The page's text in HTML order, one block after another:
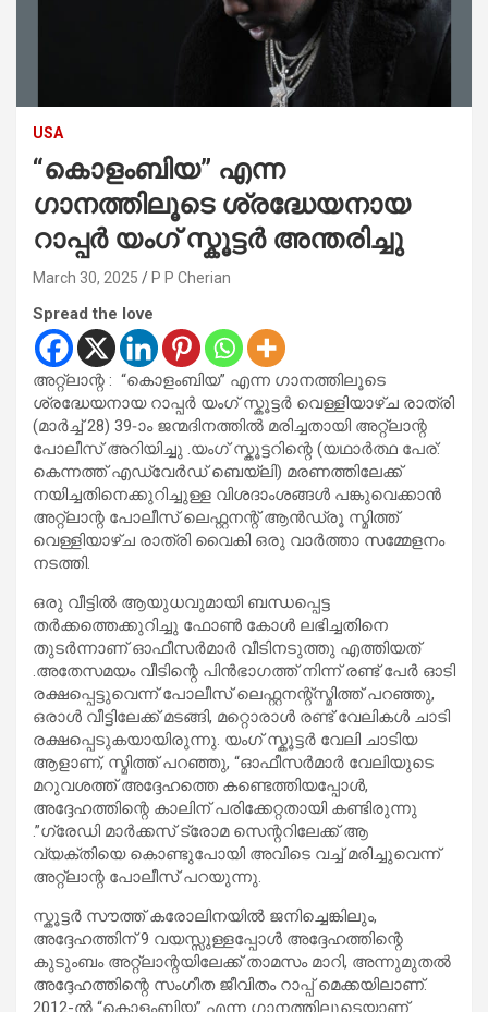
USA
“കൊളംബിയ” എന്ന
ഗാനത്തിലൂടെ ശ്രദ്ധേയനായ
റാപ്പർ യംഗ് സ്കൂട്ടർ അന്തരിച്ചു
March 30, 2025 P P Cherian
Spread the love
അറ്റ്ലാന്റ : “കൊളംബിയ” എന്ന ഗാനത്തിലൂടെ
ശ്രദ്ധേയനായ റാപ്പർ യംഗ് സ്കൂട്ടർ വെള്ളിയാഴ്ച രാത്രി
(മാർച്ച് 28) 39-ാം ജന്മദിനത്തിൽ മരിച്ചതായി അറ്റ്ലാന്റ
പോലീസ് അറിയിച്ചു .യംഗ് സ്കൂട്ടറിന്റെ (യഥാർത്ഥ പേര്:
കെന്നത്ത് എഡ്വേർഡ് ബെയ്‌ലി) മരണത്തിലേക്ക്
നയിച്ചതിനെക്കുറിച്ചുള്ള വിശദാംശങ്ങൾ പങ്കുവെക്കാൻ
അറ്റ്ലാന്റ പോലീസ് ലെഫ്റ്റനന്റ് ആൻഡ്രൂ സ്മിത്ത്
വെള്ളിയാഴ്ച രാത്രി വൈകി ഒരു വാർത്താ സമ്മേളനം
നടത്തി.
ഒരു വീട്ടിൽ ആയുധവുമായി ബന്ധപ്പെട്ട
തർക്കത്തെക്കുറിച്ചു ഫോൺ കോൾ ലഭിച്ചതിനെ
തുടർന്നാണ് ഓഫീസർമാർ വീടിനടുത്തു എത്തിയത്
.അതേസമയം വീടിന്റെ പിൻഭാഗത്ത് നിന്ന് രണ്ട് പേർ ഓടി
രക്ഷപ്പെട്ടുവെന്ന് പോലീസ് ലെഫ്റ്റനന്റ്സ്മിത്ത് പറഞ്ഞു,
ഒരാൾ വീട്ടിലേക്ക് മടങ്ങി, മറ്റൊരാൾ രണ്ട് വേലികൾ ചാടി
രക്ഷപ്പെടുകയായിരുന്നു. യംഗ് സ്കൂട്ടർ വേലി ചാടിയ
ആളാണ്, സ്മിത്ത് പറഞ്ഞു, “ഓഫീസർമാർ വേലിയുടെ
മറുവശത്ത് അദ്ദേഹത്തെ കണ്ടെത്തിയപ്പോൾ,
അദ്ദേഹത്തിന്റെ കാലിന് പരിക്കേറ്റതായി കണ്ടിരുന്നു
.”ഗ്രേഡി മാർക്കസ് ട്രോമ സെന്ററിലേക്ക് ആ
വ്യക്തിയെ കൊണ്ടുപോയി അവിടെ വച്ച് മരിച്ചുവെന്ന്
അറ്റ്ലാന്റ പോലീസ് പറയുന്നു.
സ്കൂട്ടർ സൗത്ത് കരോലിനയിൽ ജനിച്ചെങ്കിലും,
അദ്ദേഹത്തിന് 9 വയസ്സുള്ളപ്പോൾ അദ്ദേഹത്തിന്റെ
കുടുംബം അറ്റ്ലാന്റയിലേക്ക് താമസം മാറി, അന്നുമുതൽ
അദ്ദേഹത്തിന്റെ സംഗീത ജീവിതം റാപ്പ് മെക്കയിലാണ്.
2012-ൽ “കൊളംബിയ” എന്ന ഗാനത്തിലൂടെയാണ്